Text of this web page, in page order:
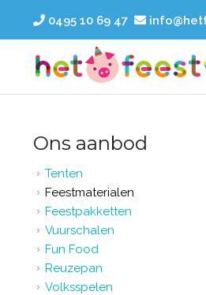
0495 10 69 47
Ons aanbod
Tenten
Feestmaterialen
Feestpakketten
Vuurschalen
Fun Food
Reuzepan
Volksspelen